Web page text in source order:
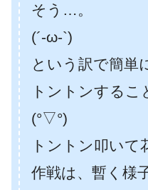
そう…。
(´-ω-`)
という訳で簡単
トントンするこ
(°▽°)
トントン叩いて
作戦は、暫く様